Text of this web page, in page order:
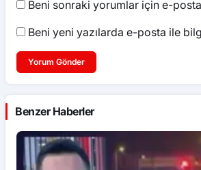
Beni sonraki yorumlar için e-
Beni yeni yazılarda e-posta ile
Yorum Gönder
Benzer Haberler